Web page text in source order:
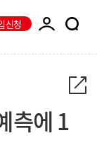
신청
측에 1